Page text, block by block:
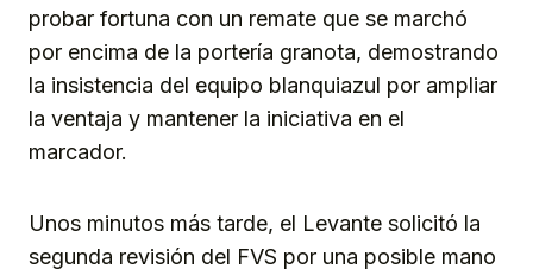
probar fortuna con un remate que se marchó
por encima de la portería granota, demostrando
la insistencia del equipo blanquiazul por ampliar
la ventaja y mantener la iniciativa en el
marcador.
Unos minutos más tarde, el Levante solicitó la
segunda revisión del FVS por una posible mano